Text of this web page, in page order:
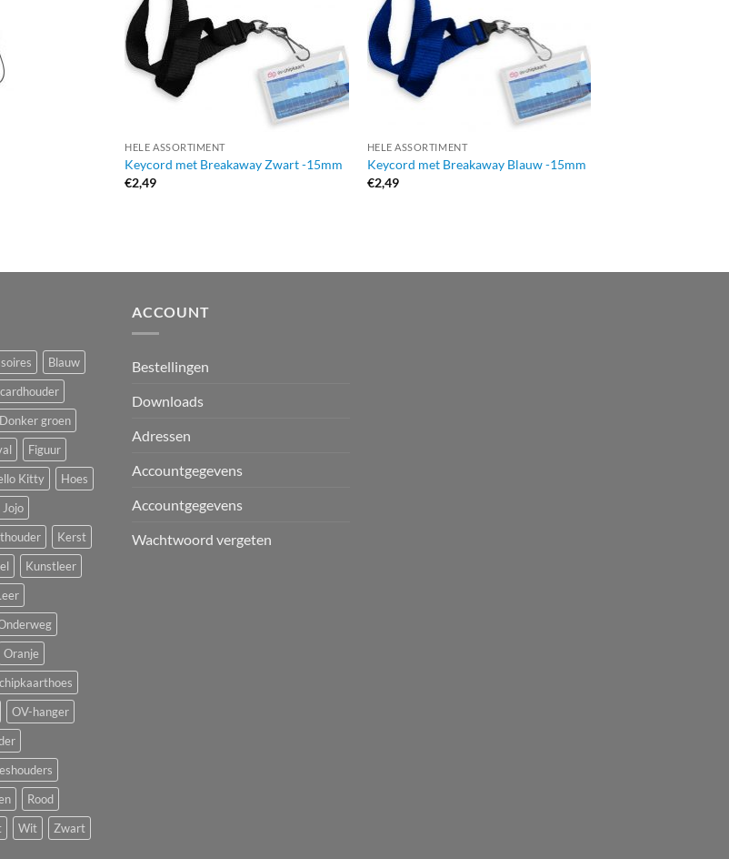
HELE ASSORTIMENT
Keycord met Breakaway Zwart -15mm
€2,49
HELE ASSORTIMENT
Keycord met Breakaway Blauw -15mm
€2,49
Blauw
Donker groen
Figuur
Kitty
Hoes
Jojo
Kerst
Kunstleer
Oranje
OV-hanger
Rood
Wit Zwart
ACCOUNT
Bestellingen
Downloads
Adressen
Accountgegevens
Accountgegevens
Wachtwoord vergeten